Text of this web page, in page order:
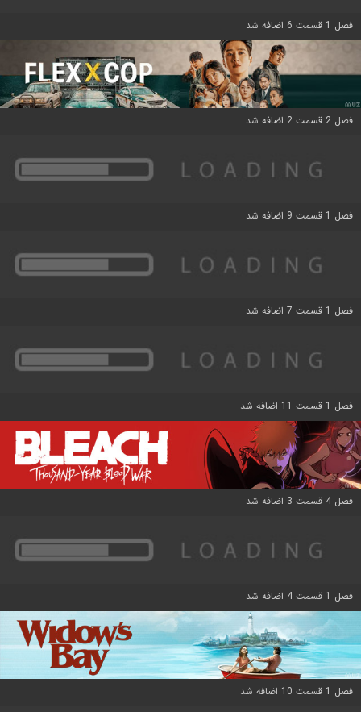
فصل 1 قسمت 6 اضافه شد
فصل 2 قسمت 2 اضافه شد
فصل 1 قسمت 9 اضافه شد
فصل 1 قسمت 7 اضافه شد
فصل 1 قسمت 11 اضافه شد
فصل 4 قسمت 3 اضافه شد
فصل 1 قسمت 4 اضافه شد
فصل 1 قسمت 10 اضافه شد